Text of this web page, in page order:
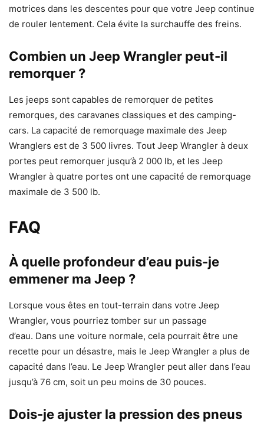
motrices dans les descentes pour que votre Jeep continue
de rouler lentement. Cela évite la surchauffe des freins.
Combien un Jeep Wrangler peut-il
remorquer ?
Les jeeps sont capables de remorquer de petites
remorques, des caravanes classiques et des camping-
cars. La capacité de remorquage maximale des Jeep
Wranglers est de 3 500 livres. Tout Jeep Wrangler à deux
portes peut remorquer jusqu’à 2 000 lb, et les Jeep
Wrangler à quatre portes ont une capacité de remorquage
maximale de 3 500 lb.
FAQ
À quelle profondeur d’eau puis-je
emmener ma Jeep ?
Lorsque vous êtes en tout-terrain dans votre Jeep
Wrangler, vous pourriez tomber sur un passage
d’eau. Dans une voiture normale, cela pourrait être une
recette pour un désastre, mais le Jeep Wrangler a plus de
capacité dans l’eau. Le Jeep Wrangler peut aller dans l’eau
jusqu’à 76 cm, soit un peu moins de 30 pouces.
Dois-je ajuster la pression des pneus